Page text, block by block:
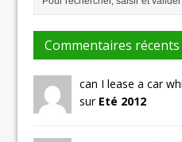
Commentaires récents
can I lease a car
sur Eté 2012